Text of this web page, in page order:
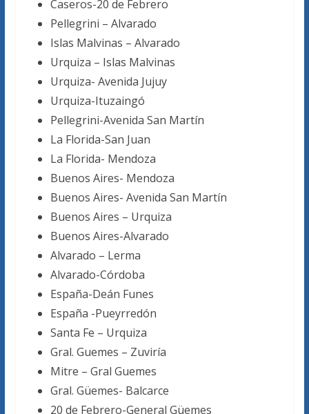
Caseros-20 de Febrero
Pellegrini – Alvarado
Islas Malvinas – Alvarado
Urquiza – Islas Malvinas
Urquiza- Avenida Jujuy
Urquiza-Ituzaingó
Pellegrini-Avenida San Martín
La Florida-San Juan
La Florida- Mendoza
Buenos Aires- Mendoza
Buenos Aires- Avenida San Martín
Buenos Aires – Urquiza
Buenos Aires-Alvarado
Alvarado – Lerma
Alvarado-Córdoba
España-Deán Funes
España -Pueyrredón
Santa Fe – Urquiza
Gral. Guemes – Zuviría
Mitre – Gral Guemes
Gral. Güemes- Balcarce
20 de Febrero-General Güemes